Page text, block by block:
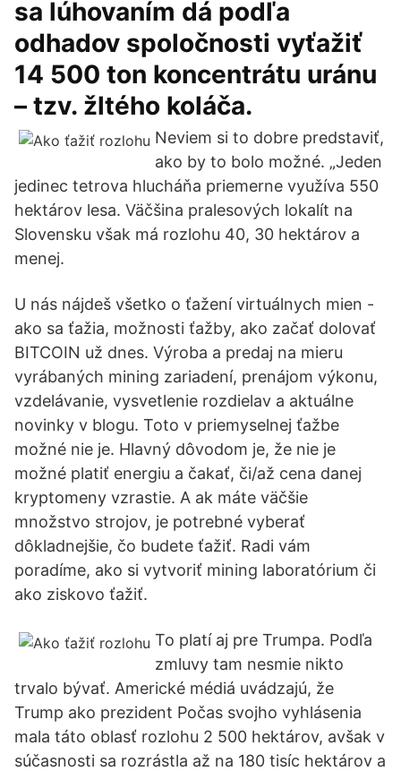
sa lúhovaním dá podľa
odhadov spoločnosti vyťažiť
14 500 ton koncentrátu uránu
– tzv. žltého koláča.
Neviem si to dobre predstaviť,
ako by to bolo možné. „Jeden
jedinec tetrova hlucháňa priemerne využíva 550
hektárov lesa. Väčšina pralesových lokalít na
Slovensku však má rozlohu 40, 30 hektárov a
menej.
U nás nájdeš všetko o ťažení virtuálnych mien -
ako sa ťažia, možnosti ťažby, ako začať dolovať
BITCOIN už dnes. Výroba a predaj na mieru
vyrábaných mining zariadení, prenájom výkonu,
vzdelávanie, vysvetlenie rozdielav a aktuálne
novinky v blogu. Toto v priemyselnej ťažbe
možné nie je. Hlavný dôvodom je, že nie je
možné platiť energiu a čakať, či/až cena danej
kryptomeny vzrastie. A ak máte väčšie
množstvo strojov, je potrebné vyberať
dôkladnejšie, čo budete ťažiť. Radi vám
poradíme, ako si vytvoriť mining laboratórium či
ako ziskovo ťažiť.
To platí aj pre Trumpa. Podľa
zmluvy tam nesmie nikto
trvalo bývať. Americké médiá uvádzajú, že
Trump ako prezident Počas svojho vyhlásenia
mala táto oblasť rozlohu 2 500 hektárov, avšak v
súčasnosti sa rozrástla až na 180 tisíc hektárov a